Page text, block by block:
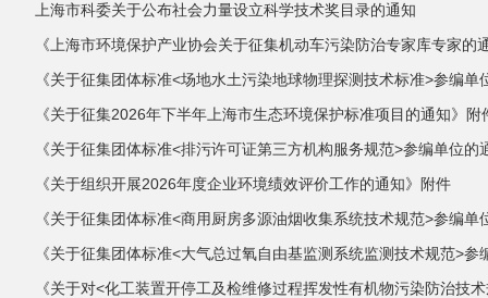
上海市科委关于公布社会力量设立科学技术奖目录的通知
《上海市环境保护产业协会关于征集机动车污染防治专家库专家的
《关于征集团体标准<场地水土污染地球物理探测技术标准>参编单
《关于征集2026年下半年上海市生态环境保护标准项目的通知》附
《关于征集团体标准<排污许可证第三方机构服务规范>参编单位的
《关于组织开展2026年度企业环境绩效评价工作的通知》附件
《关于征集团体标准<商用厨房多源油烟收集系统技术规范>参编单
《关于征集团体标准<大气总过氧自由基监测系统监测技术规范>参
《关于对<化工装置开停工及检维修过程挥发性有机物污染防治技